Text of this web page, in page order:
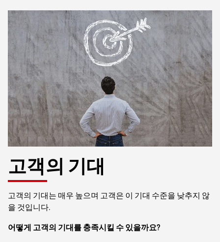
고객의 기대
고객의 기대는 매우 높으며 고객은 이 기대 수준을 낮추지 않
을 것입니다.
어떻게 고객의 기대를 충족시킬 수 있을까요?